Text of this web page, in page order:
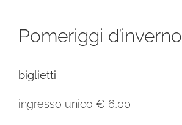
Pomeriggi d’inverno
biglietti
ingresso unico € 6,00